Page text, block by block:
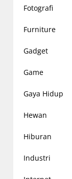
Fotografi
Furniture
Gadget
Game
Gaya Hidup
Hewan
Hiburan
Industri